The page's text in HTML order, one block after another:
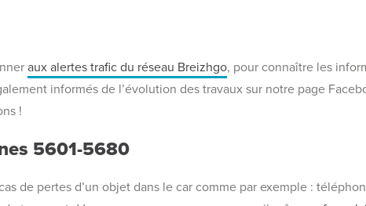
aux alertes trafic du réseau Breizhgo, pour connaître les
informés de l’évolution des travaux sur notre page
!
5601-5680
de pertes d’un objet dans le car comme par exemple :